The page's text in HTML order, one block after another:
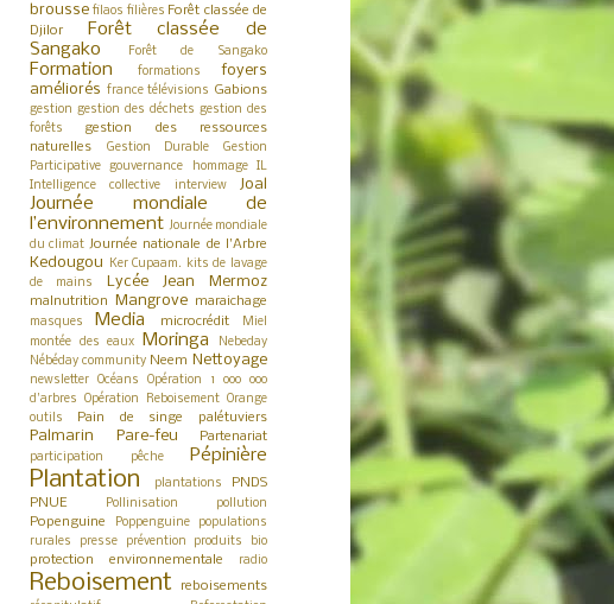
brousse filaos filières Forêt classée de
Djilor
Forêt classée de
Sangako
Forêt de Sangako
Formation formations
foyers
améliorés france télévisions Gabions
gestion gestion des déchets gestion des
forêts
gestion des ressources
naturelles
Gestion Durable
Gestion
Participative
gouvernance hommage
IL
Intelligence collective
interview Joal
Journée mondiale de
l’environnement Journée mondiale
du climat Journée nationale de l'Arbre
Kedougou Ker Cupaam.
kits de lavage
de mains
Lycée Jean Mermoz
malnutrition Mangrove maraichage
masques Media microcrédit
Miel
montée des eaux
Moringa
Nebeday
Nébéday community Neem Nettoyage
newsletter Océans
Opération 1 000 000
d'arbres
Opération Reboisement Orange
outils
Pain de singe palétuviers
Palmarin Pare-feu Partenariat
participation pêche Pépinière
Plantation plantations
PNDS
PNUE
Pollinisation pollution
Popenguine Poppenguine
populations
rurales
presse prévention produits bio
protection environnementale radio
Reboisement reboisements